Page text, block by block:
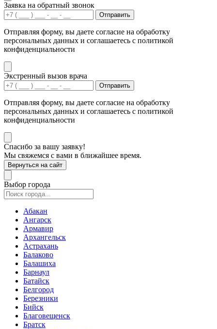
Заявка на обратный звонок
Отправить
Отправляя форму, вы даете согласие на обработку
персональных данных и соглашаетесь с политикой
конфиденциальности
Экстренный вызов врача
Отправить
Отправляя форму, вы даете согласие на обработку
персональных данных и соглашаетесь с политикой
конфиденциальности
Спасибо за вашу заявку!
Мы свяжемся с вами в ближайшее время.
Вернуться на сайт
Выбор города
Абакан
Ангарск
Армавир
Архангельск
Астрахань
Балаково
Балашиха
Барнаул
Батайск
Белгород
Березники
Бийск
Благовещенск
Братск